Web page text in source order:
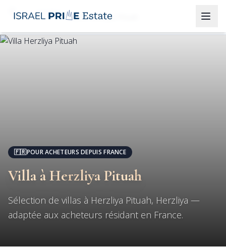
Herzliya
Villa à Herzliya Pituah
🇫🇷POUR ACHETEURS DEPUIS FRANCE
Villa à Herzliya Pituah
Sélection de villas à Herzliya Pituah, Herzliya —
adaptée aux acheteurs résidant en France.